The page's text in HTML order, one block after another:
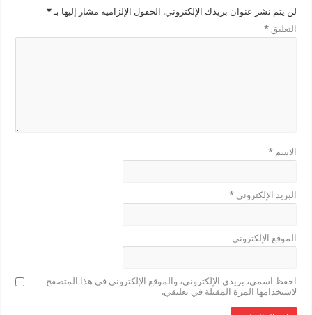
لن يتم نشر عنوان بريدك الإلكتروني. الحقول الإلزامية مشار إليها بـ*
التعليق*
الاسم*
البريد الإلكتروني*
الموقع الإلكتروني
احفظ اسمي، بريدي الإلكتروني، والموقع الإلكتروني في هذا المتصفح
لاستخدامها المرة المقبلة في تعليقي.